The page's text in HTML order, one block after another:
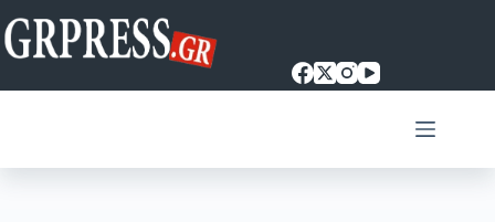
στο
περιεχόμενο